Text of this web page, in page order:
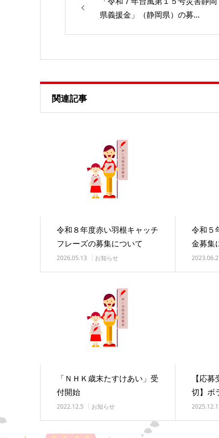
県義援金」（静岡県）の募…
関連記事
令和８年度赤い羽根キャッチ
フレーズの募集について
2026.05.13 お知らせ
令和５
金募集
す。
「ＮＨＫ歳末たすけあい」受
付開始
2022.12.5 お知らせ
【応
切】ボ
ながり